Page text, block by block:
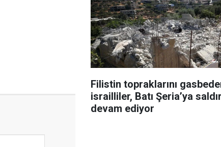
Filistin topraklarını
israilliler, Batı Şeria’ya
devam ediyor